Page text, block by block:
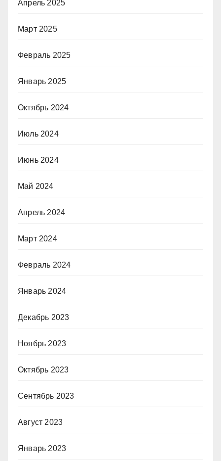
Апрель 2025
Март 2025
Февраль 2025
Январь 2025
Октябрь 2024
Июль 2024
Июнь 2024
Май 2024
Апрель 2024
Март 2024
Февраль 2024
Январь 2024
Декабрь 2023
Ноябрь 2023
Октябрь 2023
Сентябрь 2023
Август 2023
Январь 2023